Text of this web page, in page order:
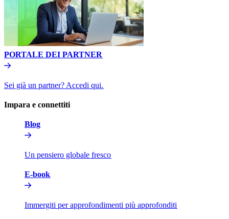
PORTALE DEI PARTNER​​
Sei già un partner? Accedi qui.​​
Impara e connettiti​​
Blog​​
Un pensiero globale fresco​​
E-book​​
Immergiti per approfondimenti più approfonditi​​